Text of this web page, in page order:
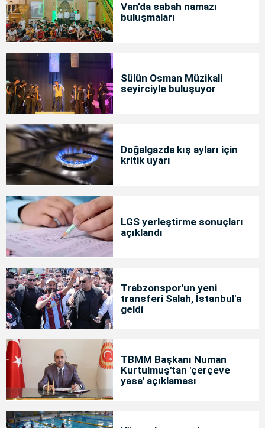
Van’da sabah namazı
buluşmaları
Sülün Osman Müzikali
seyirciyle buluşuyor
Doğalgazda kış ayları için
kritik uyarı
LGS yerleştirme sonuçları
açıklandı
Trabzonspor'un yeni
transferi Salah, İstanbul'a
geldi
TBMM Başkanı Numan
Kurtulmuş'tan 'çerçeve
yasa' açıklaması